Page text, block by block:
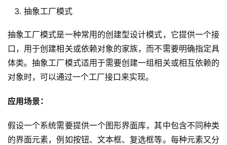
抽象工厂模式
抽象工厂模式是一种常用的创建型设计模式，它提供一个接
口，用于创建相关或依赖对象的家族，而不需要明确指定具
体类。抽象工厂模式适用于需要创建一组相关或相互依赖的
对象时，可以通过一个工厂接口来实现。
应用场景：
假设一个系统需要提供一个图形界面库，其中包含不同种类
的界面元素，例如按钮、文本框、复选框等。每种元素又分